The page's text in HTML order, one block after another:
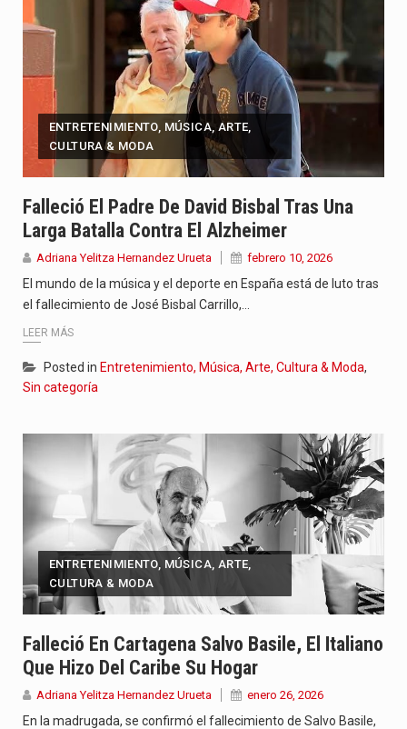
ENTRETENIMIENTO, MÚSICA, ARTE,
CULTURA & MODA
Falleció El Padre De David Bisbal Tras Una
Larga Batalla Contra El Alzheimer
Adriana Yelitza Hernandez Urueta febrero 10, 2026
El mundo de la música y el deporte en España está de luto tras
el fallecimiento de José Bisbal Carrillo,…
LEER MÁS
Posted in Entretenimiento, Música, Arte, Cultura & Moda,
Sin categoría
ENTRETENIMIENTO, MÚSICA, ARTE,
CULTURA & MODA
Falleció En Cartagena Salvo Basile, El Italiano
Que Hizo Del Caribe Su Hogar
Adriana Yelitza Hernandez Urueta enero 26, 2026
En la madrugada, se confirmó el fallecimiento de Salvo Basile,